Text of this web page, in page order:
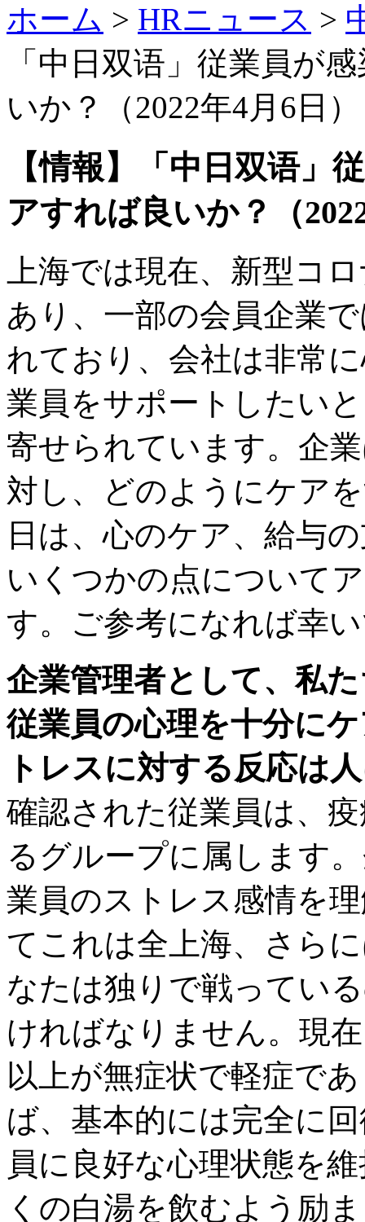
ホーム > HRニュース >
「中日双语」従業員が
いか？（2022年4月6日）
【情報】「中日双语」
アすれば良いか？（
上海では現在、新型コ
あり、一部の会員企業
れており、会社は非常
業員をサポートしたい
寄せられています。企
対し、どのようにケア
日は、心のケア、給与
いくつかの点について
す。ご参考になれば幸
企業管理者として、私
従業員の心理を十分に
トレスに対する反応は
確認された従業員は、
るグループに属します
業員のストレス感情を
てこれは全上海、さら
なたは独りで戦ってい
ければなりません。現
以上が無症状で軽症で
ば、基本的には完全に
員に良好な心理状態を
くの白湯を飲むよう励